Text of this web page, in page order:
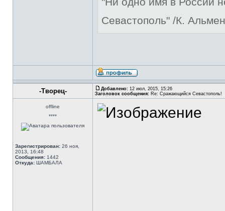
Севастополь" /К.
-Творец- Добавлено: 12 июл, 2015, 15:26
Заголовок сообщения: Re: Сражающийся Севастополь!
offline
****
Зарегистрирован: 26 ноя,
2013, 16:48
Сообщения: 1442
Откуда: ШАМБАЛА